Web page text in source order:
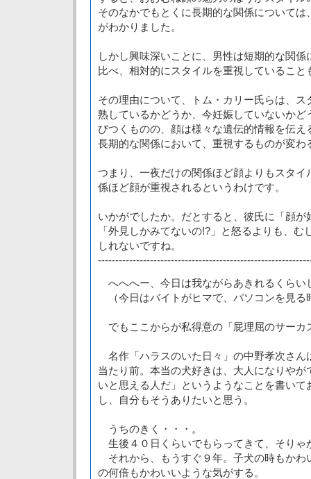
そのなかでもとくに長期的な関係について
がわかりました。
しかし興味深いことに、男性は短期的な関
比べ、相対的にスタイルを重視していること
その理由について、トム・カリー氏らは、
熟しているかどうか、今妊娠していないかど
びつくものの、顔は様々な遺伝的情報を伝え
長期的な関係において、重視するものが変わ
つまり、一夜だけの関係ほど顔よりもスタイ
係ほど顔が重視されるというわけです。
いかがでしたか。だとすると、彼氏に「顔が
「外見しかみてないの!?」と怒るよりも、
しれないですね。
へへへー、今日は我ながらあきれるくらい
（今日はバイトがヒマで、パソコンを見る
でもここからが私得意の「屁理屈のサーカ
名作「ハラスのいた日々」の中野孝次さん
当たり前。本当の犬好きは、大人になりや
いと思える人だ」というようなことを書いて
し、自分もそうありたいと思う。
うちのきく・・・。
生後４０日くらいでもらってきて、そりゃ
それから、もうすぐ９年。子犬の時もかわ
の何倍もかわいいような気がする。